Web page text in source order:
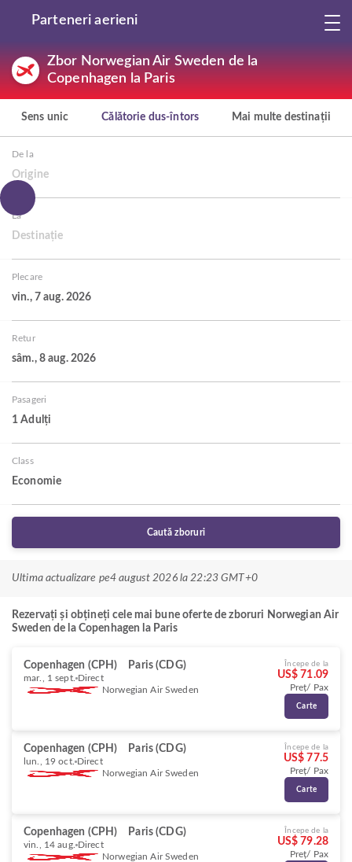
Parteneri aerieni
Zbor Norwegian Air Sweden de la
Copenhagen la Paris
Sens unic Călătorie dus-întors Mai multe destinații
De la
Origine
La
Destinație
Plecare
vin., 7 aug. 2026
Retur
sâm., 8 aug. 2026
Pasageri
1 Adulți
Class
Economie
Caută zboruri
Ultima actualizare pe4 august 2026 la 22:23 GMT+0
Rezervați și obțineți cele mai bune oferte de zboruri Norwegian Air
Sweden de la Copenhagen la Paris
Copenhagen (CPH) Paris (CDG)
mar., 1 sept. Direct
Norwegian Air Sweden
Începe de la
US$ 71.09
Preț/ Pax
Carte
Copenhagen (CPH) Paris (CDG)
lun., 19 oct. Direct
Norwegian Air Sweden
Începe de la
US$ 77.5
Preț/ Pax
Carte
Copenhagen (CPH) Paris (CDG)
vin., 14 aug. Direct
Norwegian Air Sweden
Începe de la
US$ 79.28
Preț/ Pax